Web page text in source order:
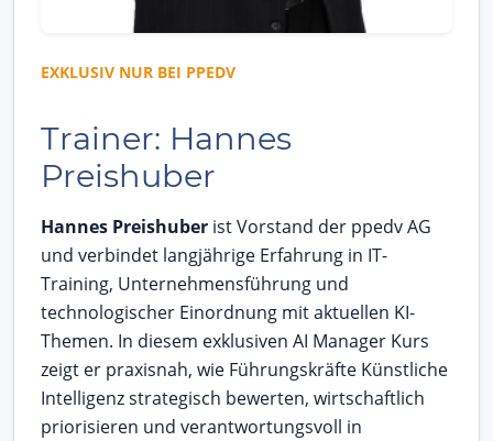
EXKLUSIV NUR BEI PPEDV
Trainer: Hannes
Preishuber
Hannes Preishuber ist Vorstand der ppedv AG
und verbindet langjährige Erfahrung in IT-
Training, Unternehmensführung und
technologischer Einordnung mit aktuellen KI-
Themen. In diesem exklusiven AI Manager Kurs
zeigt er praxisnah, wie Führungskräfte Künstliche
Intelligenz strategisch bewerten, wirtschaftlich
priorisieren und verantwortungsvoll in